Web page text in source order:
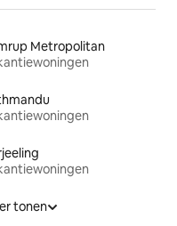
Metropolitan
tonen